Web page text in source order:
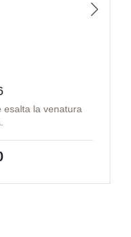
esalta la venatura